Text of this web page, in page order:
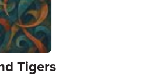
Tigers